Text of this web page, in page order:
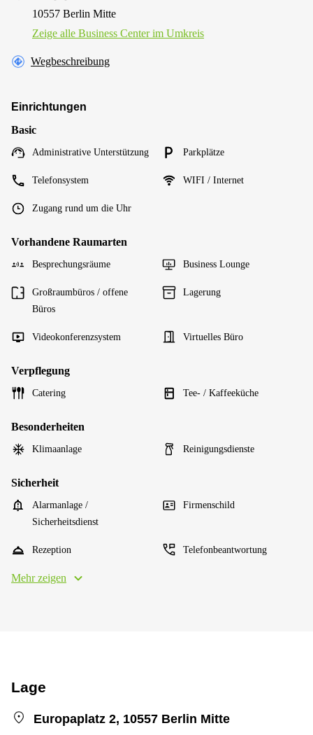
10557 Berlin Mitte
Zeige alle Business Center im Umkreis
Wegbeschreibung
Einrichtungen
Basic
Administrative Unterstützung Parkplätze
Telefonsystem WIFI / Internet
Zugang rund um die Uhr
Vorhandene Raumarten
Besprechungsräume Business Lounge
Großraumbüros / offene
Büros
Lagerung
Videokonferenzsystem Virtuelles Büro
Verpflegung
Catering Tee- / Kaffeeküche
Besonderheiten
Klimaanlage Reinigungsdienste
Sicherheit
Alarmanlage /
Sicherheitsdienst
Firmenschild
Rezeption Telefonbeantwortung
Mehr zeigen
Lage
Europaplatz 2, 10557 Berlin Mitte